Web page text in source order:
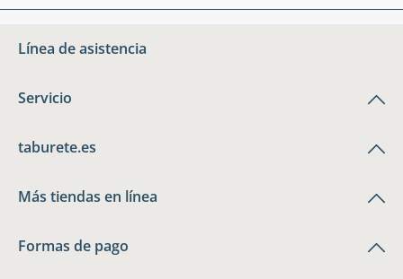
Línea de asistencia
Servicio
taburete.es
Más tiendas en línea
Formas de pago